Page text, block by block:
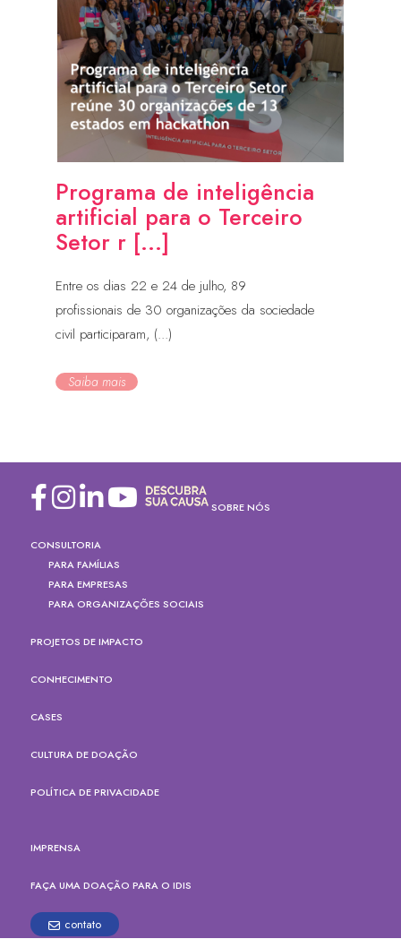
Programa de inteligência
artificial para o Terceiro
Setor r [...]
Entre os dias 22 e 24 de julho, 89
profissionais de 30 organizações da sociedade
civil participaram, (...)
Saiba mais
SOBRE NÓS
CONSULTORIA
PARA FAMÍLIAS
PARA EMPRESAS
PARA ORGANIZAÇÕES SOCIAIS
PROJETOS DE IMPACTO
CONHECIMENTO
CASES
CULTURA DE DOAÇÃO
POLÍTICA DE PRIVACIDADE
IMPRENSA
FAÇA UMA DOAÇÃO PARA O IDIS
contato